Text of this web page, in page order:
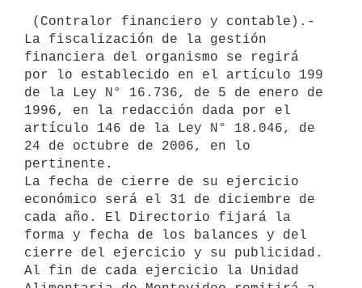
La fiscalización de la gestión
financiera del organismo se regirá
por lo establecido en el artículo 199
de la Ley N° 16.736, de 5 de enero de
1996, en la redacción dada por el
artículo 146 de la Ley N° 18.046, de
24 de octubre de 2006, en lo
pertinente.
La fecha de cierre de su ejercicio
económico será el 31 de diciembre de
cada año. El Directorio fijará la
forma y fecha de los balances y del
cierre del ejercicio y su publicidad.
Al fin de cada ejercicio la Unidad